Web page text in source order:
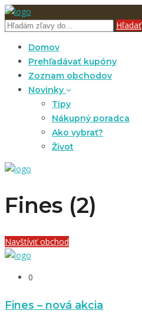
Hľadať
Domov
Prehľadávať kupóny
Zoznam obchodov
Novinky
Tipy
Nákupný poradca
Ako vybrať?
Život
Fines (2)
Navštíviť obchod
0
Fines – nová akcia